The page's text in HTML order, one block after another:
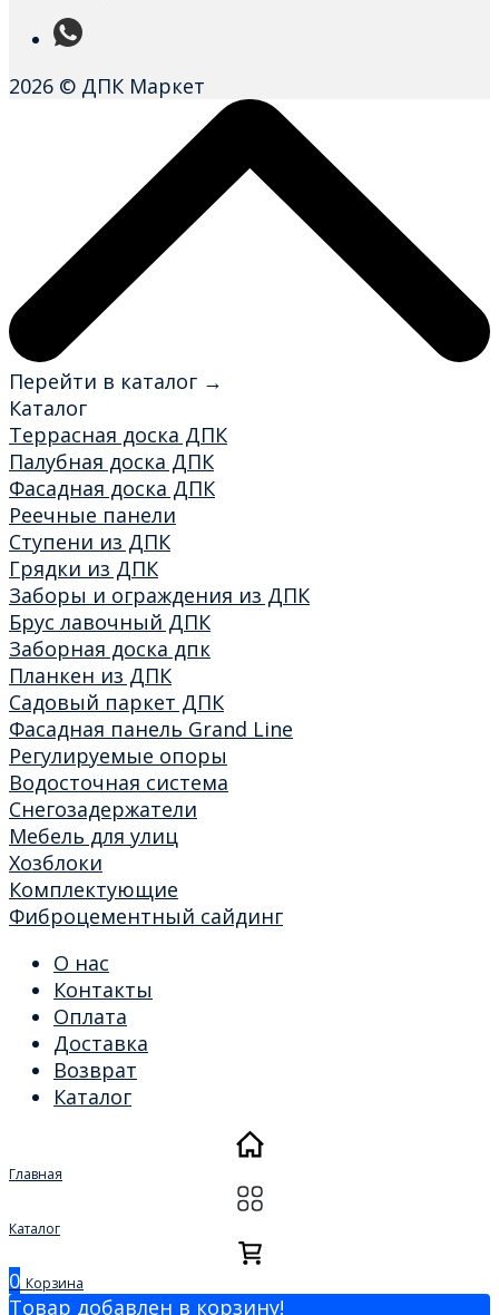
2026 © ДПК Маркет
Перейти в каталог →
Каталог
Террасная доска ДПК
Палубная доска ДПК
Фасадная доска ДПК
Реечные панели
Ступени из ДПК
Грядки из ДПК
Заборы и ограждения из ДПК
Брус лавочный ДПК
Заборная доска дпк
Планкен из ДПК
Садовый паркет ДПК
Фасадная панель Grand Line
Регулируемые опоры
Водосточная система
Снегозадержатели
Мебель для улиц
Хозблоки
Комплектующие
Фиброцементный сайдинг
О нас
Контакты
Оплата
Доставка
Возврат
Каталог
Главная
Каталог
0 Корзина
Товар добавлен в корзину!